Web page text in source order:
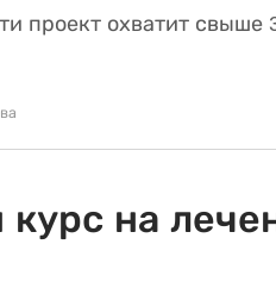
проект охватит свыше
на